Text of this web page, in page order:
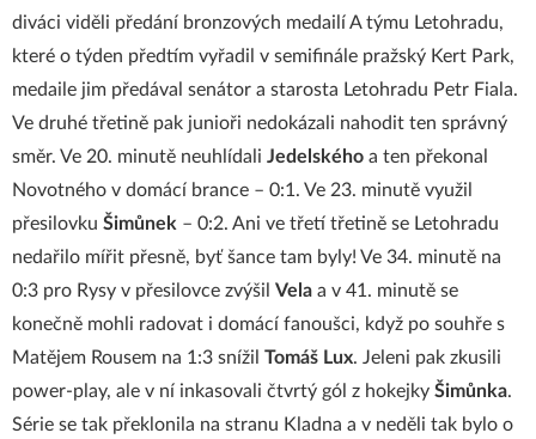
diváci viděli předání bronzových medailí A týmu Letohradu,
které o týden předtím vyřadil v semifinále pražský Kert Park,
medaile jim předával senátor a starosta Letohradu Petr Fiala.
Ve druhé třetině pak junioři nedokázali nahodit ten správný
směr. Ve 20. minutě neuhlídali Jedelského a ten překonal
Novotného v domácí brance – 0:1. Ve 23. minutě využil
přesilovku Šimůnek – 0:2. Ani ve třetí třetině se Letohradu
nedařilo mířit přesně, byť šance tam byly! Ve 34. minutě na
0:3 pro Rysy v přesilovce zvýšil Vela a v 41. minutě se
konečně mohli radovat i domácí fanoušci, když po souhře s
Matějem Rousem na 1:3 snížil Tomáš Lux. Jeleni pak zkusili
power-play, ale v ní inkasovali čtvrtý gól z hokejky Šimůnka.
Série se tak překlonila na stranu Kladna a v neděli tak bylo o